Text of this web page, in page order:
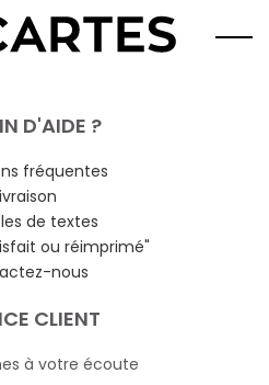
D'AIDE ?
fréquentes
de textes
ou réimprimé"
nous
CLIENT
à votre écoute